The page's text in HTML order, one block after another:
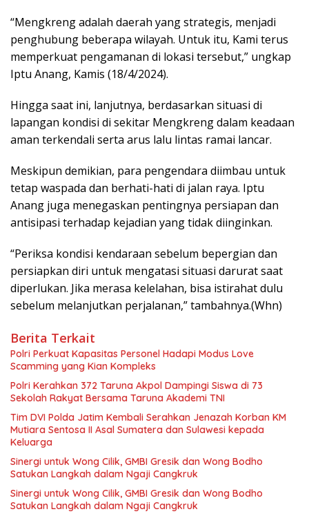
“Mengkreng adalah daerah yang strategis, menjadi
penghubung beberapa wilayah. Untuk itu, Kami terus
memperkuat pengamanan di lokasi tersebut,” ungkap
Iptu Anang, Kamis (18/4/2024).
Hingga saat ini, lanjutnya, berdasarkan situasi di
lapangan kondisi di sekitar Mengkreng dalam keadaan
aman terkendali serta arus lalu lintas ramai lancar.
Meskipun demikian, para pengendara diimbau untuk
tetap waspada dan berhati-hati di jalan raya. Iptu
Anang juga menegaskan pentingnya persiapan dan
antisipasi terhadap kejadian yang tidak diinginkan.
“Periksa kondisi kendaraan sebelum bepergian dan
persiapkan diri untuk mengatasi situasi darurat saat
diperlukan. Jika merasa kelelahan, bisa istirahat dulu
sebelum melanjutkan perjalanan,” tambahnya.(Whn)
Berita Terkait
Polri Perkuat Kapasitas Personel Hadapi Modus Love
Scamming yang Kian Kompleks
Polri Kerahkan 372 Taruna Akpol Dampingi Siswa di 73
Sekolah Rakyat Bersama Taruna Akademi TNI
Tim DVI Polda Jatim Kembali Serahkan Jenazah Korban KM
Mutiara Sentosa II Asal Sumatera dan Sulawesi kepada
Keluarga
Sinergi untuk Wong Cilik, GMBI Gresik dan Wong Bodho
Satukan Langkah dalam Ngaji Cangkruk
Sinergi untuk Wong Cilik, GMBI Gresik dan Wong Bodho
Satukan Langkah dalam Ngaji Cangkruk